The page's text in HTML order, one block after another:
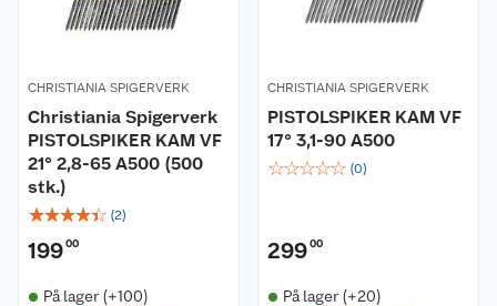
CHRISTIANIA SPIGERVERK
Christiania Spigerverk
PISTOLSPIKER KAM VF
21° 2,8-65 A500 (500
stk.)
☆☆☆☆☆ (2)
19900
På lager (+100)
CHRISTIANIA SPIGERVERK
PISTOLSPIKER KAM VF
17° 3,1-90 A500
☆☆☆☆☆ (0)
29900
På lager (+20)